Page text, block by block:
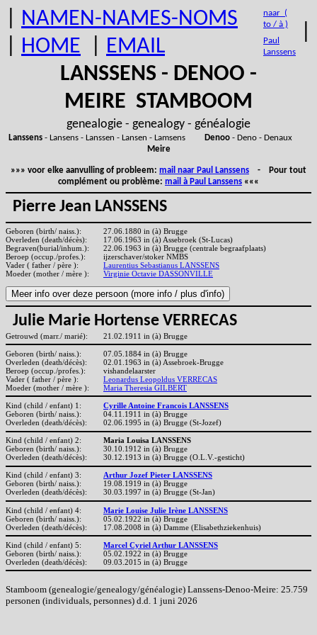
NAMEN-NAMES-NOMS
HOME EMAIL
naar (
to / à )
Paul
Lanssens
LANSSENS - DENOO -
MEIRE STAMBOOM
genealogie - genealogy - généalogie
Lanssens- Lansens - Lanssen - Lansen - Lamsens Denoo- Deno - Denaux
Meire
»»» voor elke aanvulling of probleem: mail naar Paul Lanssens - Pour tout
complément ou problème: mail à Paul Lanssens «««
Pierre Jean LANSSENS
Geboren (birth/ naiss.):
27.06.1880 in (à) Brugge
Overleden (death/décès):
17.06.1963 in (à) Assebroek (St-Lucas)
Begraven(burial/inhum.):
22.06.1963 in (à) Brugge (centrale begraafplaats)
Beroep (occup./profes.):
ijzerschaver/stoker NMBS
Vader ( father / père ):
Laurentius Sebastianus LANSSENS
Moeder (mother / mère ):
Virginie Octavie DASSONVILLE
Julie Marie Hortense VERRECAS
Getrouwd (marr./ marié): 21.02.1911 in (à) Brugge
Geboren (birth/ naiss.):
07.05.1884 in (à) Brugge
Overleden (death/décès):
02.01.1963 in (à) Assebroek-Brugge
Beroep (occup./profes.):
vishandelaarster
Vader ( father / père ):
Leonardus Leopoldus VERRECAS
Moeder (mother / mère ):
Maria Theresia GILBERT
Kind (child / enfant) 1:
Cyrille Antoine Francois LANSSENS
Geboren (birth/ naiss.):
04.11.1911 in (à) Brugge
Overleden (death/décès):
02.06.1995 in (à) Brugge (St-Jozef)
Kind (child / enfant) 2:
Maria Louisa LANSSENS
Geboren (birth/ naiss.):
30.10.1912 in (à) Brugge
Overleden (death/décès):
30.12.1913 in (à) Brugge (O.L.V.-gesticht)
Kind (child / enfant) 3:
Arthur Jozef Pieter LANSSENS
Geboren (birth/ naiss.):
19.08.1919 in (à) Brugge
Overleden (death/décès):
30.03.1997 in (à) Brugge (St-Jan)
Kind (child / enfant) 4:
Marie Louise Julie Irène LANSSENS
Geboren (birth/ naiss.):
05.02.1922 in (à) Brugge
Overleden (death/décès):
17.08.2008 in (à) Damme (Elisabethziekenhuis)
Kind (child / enfant) 5:
Marcel Cyriel Arthur LANSSENS
Geboren (birth/ naiss.):
05.02.1922 in (à) Brugge
Overleden (death/décès):
09.03.2015 in (à) Brugge
Stamboom (genealogie/genealogy/généalogie) Lanssens-Denoo-Meire: 25.759
personen (individuals, personnes) d.d. 1 juni 2026